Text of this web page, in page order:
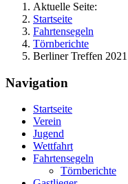
Aktuelle Seite:
Startseite
Fahrtensegeln
Törnberichte
Berliner Treffen
Navigation
Startseite
Verein
Jugend
Wettfahrt
Fahrtensegeln
Törnberichte